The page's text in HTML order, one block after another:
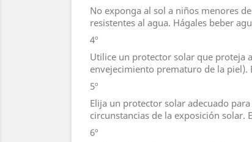
No exponga al sol a niños menores
resistentes al agua. Hágales beber
4º
Utilice un protector solar que proteja
envejecimiento prematuro de la
5º
Elija un protector solar adecuado
circunstancias de la exposición solar.
6º